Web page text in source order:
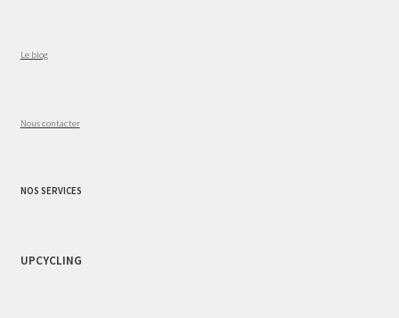
Le blog
Nous contacter
NOS SERVICES
UPCYCLING